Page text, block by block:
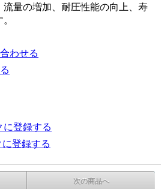
流量の増加、耐圧性能の向上、寿
わせる
に登録する
登録する
次の商品へ